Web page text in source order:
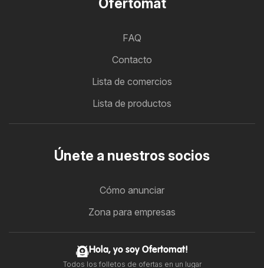
Ofertomat
FAQ
Contacto
Lista de comercios
Lista de productos
Únete a nuestros socios
Cómo anunciar
Zona para empresas
Hola, yo soy Ofertomat!
Todos los folletos de ofertas en un lugar